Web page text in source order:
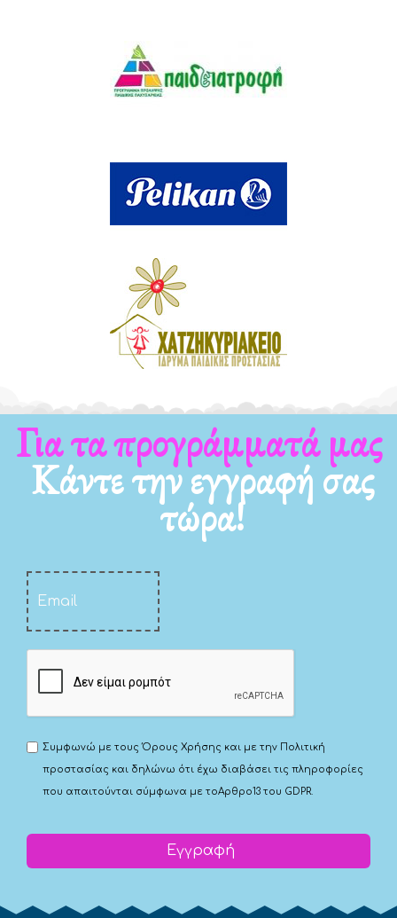
Για τα νέα μας
Κάντε την εγγραφή σας
τώρα!
Συμφωνώ με τουςΌρους Χρήσης και με την Πολιτική
προστασίας και δηλώνω ότι έχω διαβάσει τις πληροφορίες
που απαιτούνται σύμφωνα με τοΑρθρο13 του GDPR.
Εγγραφή